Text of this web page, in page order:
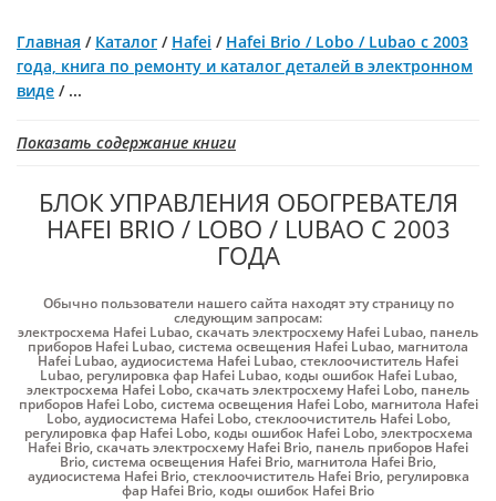
Главная / Каталог / Hafei / Hafei Brio / Lobo / Lubao с 2003
года, книга по ремонту и каталог деталей в электронном
виде / ...
Показать содержание книги
БЛОК УПРАВЛЕНИЯ ОБОГРЕВАТЕЛЯ
HAFEI BRIO / LOBO / LUBAO С 2003
ГОДА
Обычно пользователи нашего сайта находят эту страницу по
следующим запросам:
электросхема Hafei Lubao,скачать электросхему Hafei Lubao, панель
приборов Hafei Lubao,система освещения Hafei Lubao, магнитола
Hafei Lubao,аудиосистема Hafei Lubao,стеклоочиститель Hafei
Lubao, регулировка фар Hafei Lubao, коды ошибок Hafei Lubao,
электросхема Hafei Lobo,скачать электросхему Hafei Lobo, панель
приборов Hafei Lobo,система освещения Hafei Lobo, магнитола Hafei
Lobo,аудиосистема Hafei Lobo,стеклоочиститель Hafei Lobo,
регулировка фар Hafei Lobo, коды ошибок Hafei Lobo,электросхема
Hafei Brio,скачать электросхему Hafei Brio, панель приборов Hafei
Brio,система освещения Hafei Brio, магнитола Hafei Brio,
аудиосистема Hafei Brio,стеклоочиститель Hafei Brio, регулировка
фар Hafei Brio, коды ошибок Hafei Brio